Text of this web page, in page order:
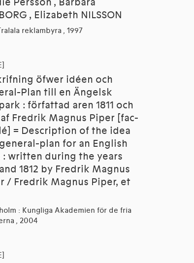
, Elizabeth NILSSON
reklambyra , 1997
öfwer idéen och
Plan till en Ängelsk
: författad aren 1811 och
af Fredrik Magnus Piper [fac-
= Description of the idea
plan for an English
: written during the years
and 1812 by Fredrik Magnus
/ Fredrik Magnus Piper, et
: Kungliga Akademien för de fria
, 2004